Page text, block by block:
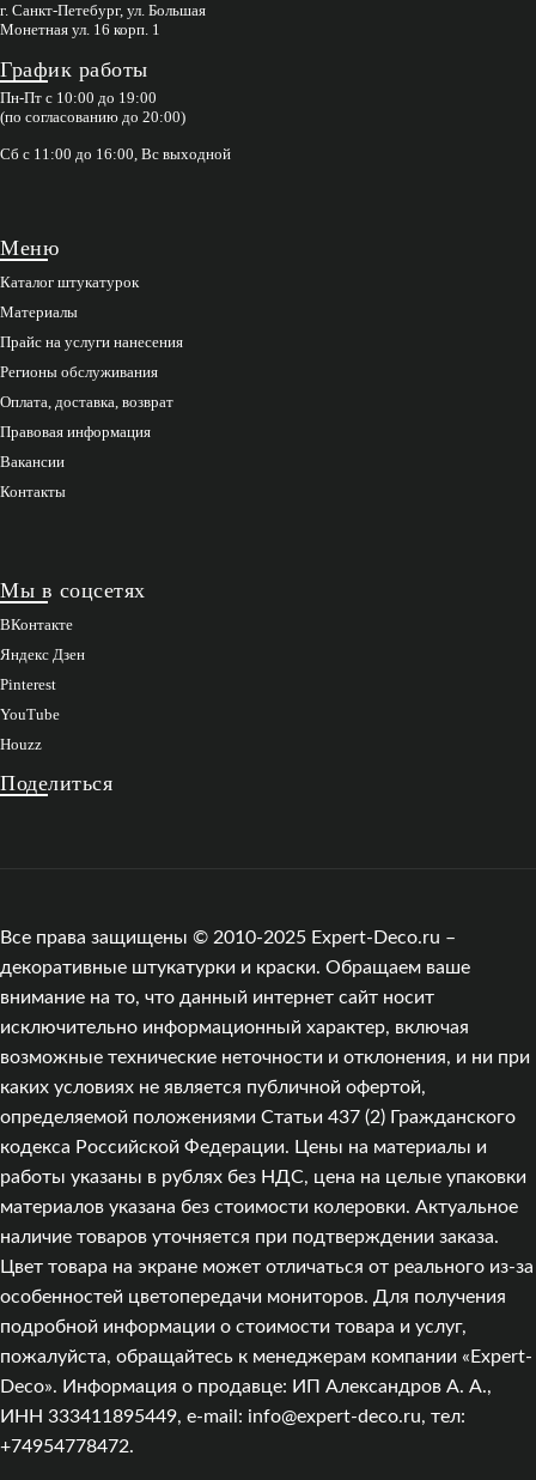
г. Санкт-Петебург, ул. Большая
Монетная ул. 16 корп. 1
График работы
Пн-Пт с 10:00 до 19:00
(по согласованию до 20:00)
Сб с 11:00 до 16:00, Вс выходной
Меню
Каталог штукатурок
Материалы
Прайс на услуги нанесения
Регионы обслуживания
Оплата, доставка, возврат
Правовая информация
Вакансии
Контакты
Мы в соцсетях
ВКонтакте
Яндекс Дзен
Pinterest
YouTube
Houzz
Поделиться
Все права защищены © 2010-2025 Expert-Deco.ru –
декоративные штукатурки и краски. Обращаем ваше
внимание на то, что данный интернет сайт носит
исключительно информационный характер, включая
возможные технические неточности и отклонения, и ни при
каких условиях не является публичной офертой,
определяемой положениями Статьи 437 (2) Гражданского
кодекса Российской Федерации. Цены на материалы и
работы указаны в рублях без НДС, цена на целые упаковки
материалов указана без стоимости колеровки. Актуальное
наличие товаров уточняется при подтверждении заказа.
Цвет товара на экране может отличаться от реального из‑за
особенностей цветопередачи мониторов. Для получения
подробной информации о стоимости товара и услуг,
пожалуйста, обращайтесь к менеджерам компании «Expert-
Deco». Информация о продавце: ИП Александров А. А.,
ИНН 333411895449, e-mail: info@expert-deco.ru, тел:
+74954778472.